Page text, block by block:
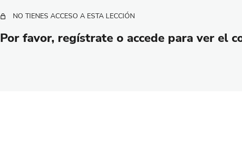
NO TIENES ACCESO A ESTA LECCIÓN
Por favor, regístrate o accede para ver el